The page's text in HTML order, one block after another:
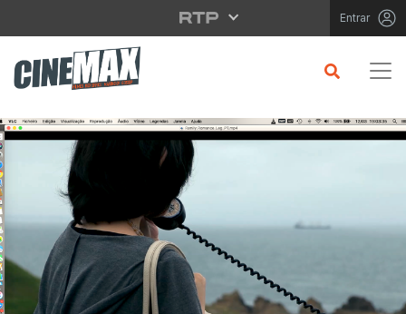
Saltar para o conteúdo principal Entrar